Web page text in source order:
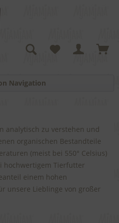
Navigation
analytisch zu verstehen und
organischen Bestandteile
(meist bei 550° Celsius)
hochwertigem Tierfutter
einem hohen
unsere Lieblinge von großer